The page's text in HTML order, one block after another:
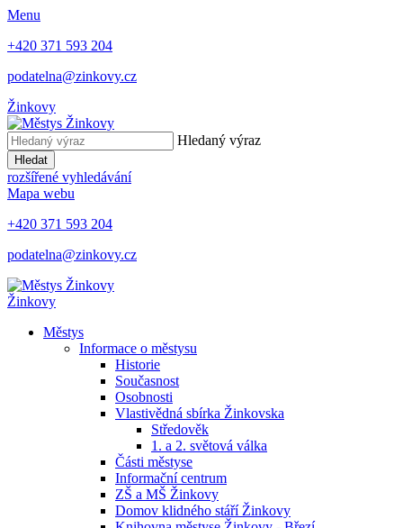
Menu
+420 371 593 204
podatelna@zinkovy.cz
Žinkovy
Hledaný výraz
Hledat
rozšířené vyhledávání
Mapa webu
+420 371 593 204
podatelna@zinkovy.cz
Žinkovy
Městys
Informace o městysu
Historie
Současnost
Osobnosti
Vlastivědná sbírka Žinkovska
Středověk
1. a 2. světová válka
Části městyse
Informační centrum
ZŠ a MŠ Žinkovy
Domov klidného stáří Žinkovy